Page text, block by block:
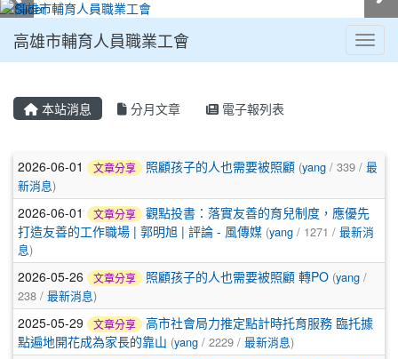
高雄市輔育人員職業工會
本站消息 分月文章 電子報列表
文章列表
2026-06-01 文章分享 照顧孩子的人也需要被照顧 (yang / 339 / 最
新消息)
2026-06-01 文章分享
觀點投書：落實友善的育兒制度，應優先
打造友善的工作職場 | 郭明旭 | 評論 - 風傳媒 (yang / 1271 / 最新消
息)
2026-05-26 文章分享 照顧孩子的人也需要被照顧 轉PO (yang /
238 / 最新消息)
2025-05-29 文章分享
高市社會局力推定點計時托育服務 臨托據
點遍地開花成為家長的靠山 (yang / 2229 / 最新消息)